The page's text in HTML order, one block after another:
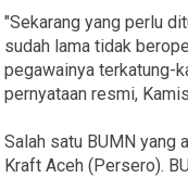
"Sekarang yang perlu
sudah lama tidak
pegawainya terkatung-
pernyataan resmi,
Salah satu BUMN yang
Kraft Aceh (Persero).